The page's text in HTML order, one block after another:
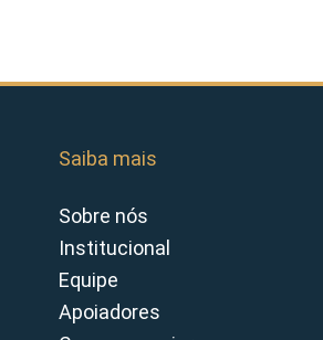
Saiba mais
Sobre nós
Institucional
Equipe
Apoiadores